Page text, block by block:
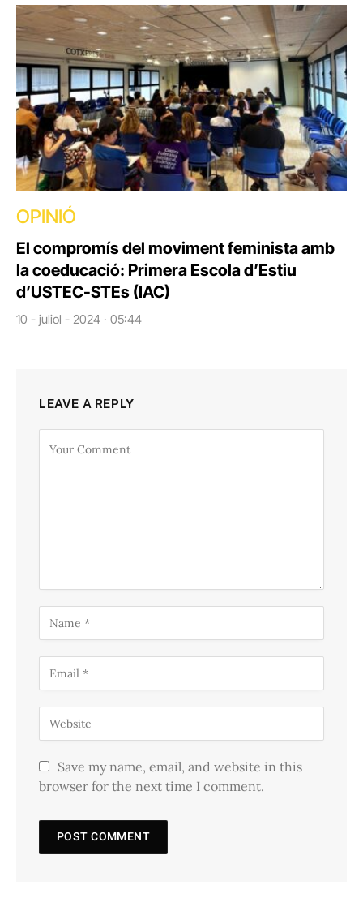
OPINIÓ
El compromís del moviment feminista amb
la coeducació: Primera Escola d’Estiu
d’USTEC-STEs (IAC)
10 - juliol - 2024 · 05:44
LEAVE A REPLY
Save my name, email, and website in this
browser for the next time I comment.